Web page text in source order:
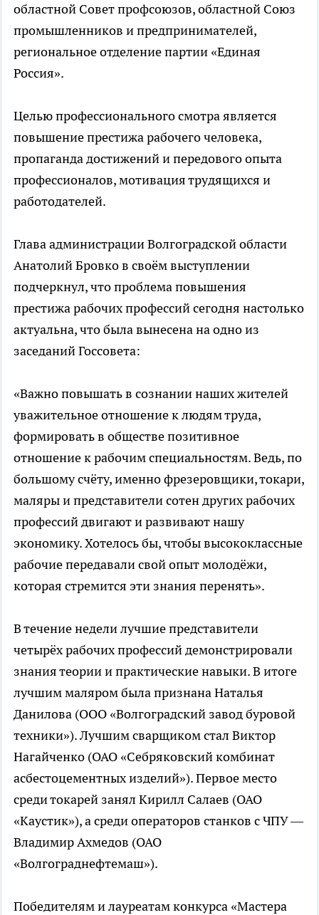
областной Совет профсоюзов, областной Союз
промышленников и предпринимателей,
региональное отделение партии «Единая
Россия».
Целью профессионального смотра является
повышение престижа рабочего человека,
пропаганда достижений и передового опыта
профессионалов, мотивация трудящихся и
работодателей.
Глава администрации Волгоградской области
Анатолий Бровко в своём выступлении
подчеркнул, что проблема повышения
престижа рабочих профессий сегодня настолько
актуальна, что была вынесена на одно из
заседаний Госсовета:
«Важно повышать в сознании наших жителей
уважительное отношение к людям труда,
формировать в обществе позитивное
отношение к рабочим специальностям. Ведь, по
большому счёту, именно фрезеровщики, токари,
маляры и представители сотен других рабочих
профессий двигают и развивают нашу
экономику. Хотелось бы, чтобы высококлассные
рабочие передавали свой опыт молодёжи,
которая стремится эти знания перенять».
В течение недели лучшие представители
четырёх рабочих профессий демонстрировали
знания теории и практические навыки. В итоге
лучшим маляром была признана Наталья
Данилова (ООО «Волгоградский завод буровой
техники»). Лучшим сварщиком стал Виктор
Нагайченко (ОАО «Себряковский комбинат
асбестоцементных изделий»). Первое место
среди токарей занял Кирилл Салаев (ОАО
«Каустик»), а среди операторов станков с ЧПУ —
Владимир Ахмедов (ОАО
«Волгограднефтемаш»).
Победителям и лауреатам конкурса «Мастера